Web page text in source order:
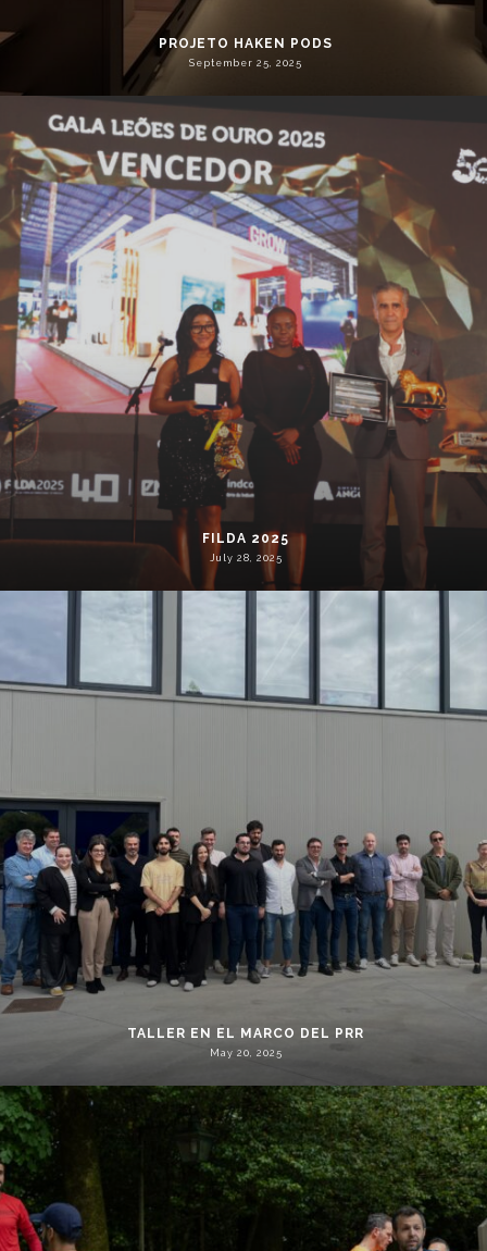
PROJETO HAKEN PODS
September 25, 2025
FILDA 2025
July 28, 2025
TALLER EN EL MARCO DEL PRR
May 20, 2025